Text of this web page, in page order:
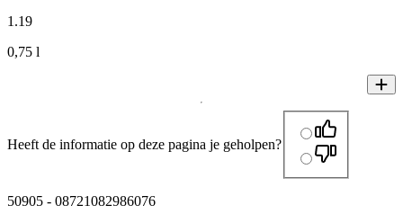
1.19
0,75 l
Heeft de informatie op deze pagina je geholpen?
50905 - 08721082986076